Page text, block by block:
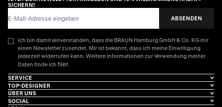
SICHERN!
ABSENDEN
Ich bin damit einverstanden, dass die BRAUN Hamburg GmbH & Co. KG mir
einen Newsletter zusendet. Mir ist bekannt, dass ich meine Einwilligung
jederzeit widerrufen kann. Weitere Informationen zur Verwendung meiner
Daten finde ich hier.
SERVICE
TOP-DESIGNER
ÜBER UNS
SOCIAL